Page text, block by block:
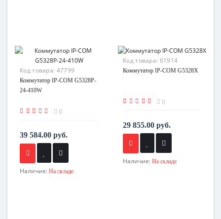
Код товара: 47799
Коммутатор IP-COM G5328P-
24-410W
0
39 584.00 руб.
Наличие: На складе
Код товара: 61914
Коммутатор IP-COM G5328X
0
29 855.00 руб.
Наличие: На складе